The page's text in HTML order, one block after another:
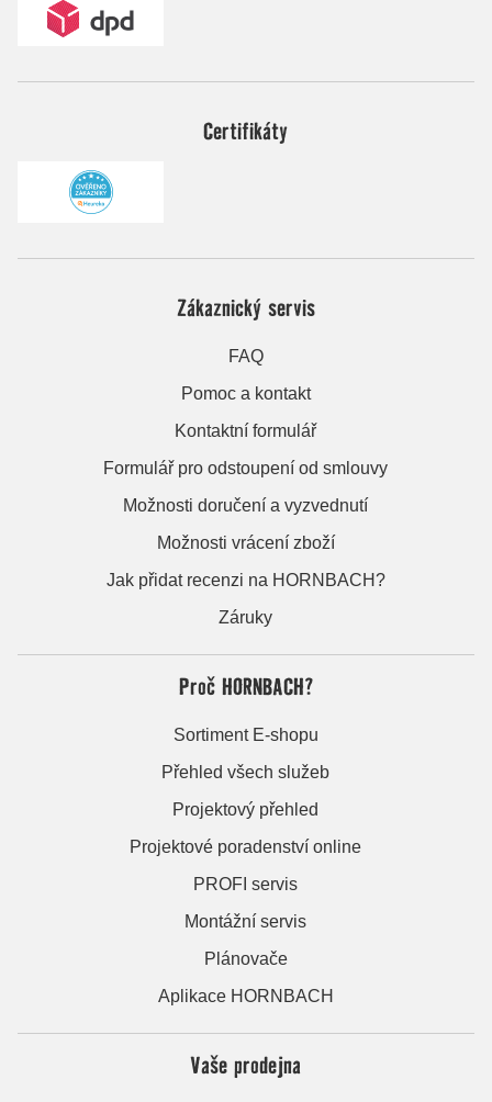
Certifikáty
Zákaznický servis
FAQ
Pomoc a kontakt
Kontaktní formulář
Formulář pro odstoupení od smlouvy
Možnosti doručení a vyzvednutí
Možnosti vrácení zboží
Jak přidat recenzi na HORNBACH?
Záruky
Proč HORNBACH?
Sortiment E-shopu
Přehled všech služeb
Projektový přehled
Projektové poradenství online
PROFI servis
Montážní servis
Plánovače
Aplikace HORNBACH
Vaše prodejna